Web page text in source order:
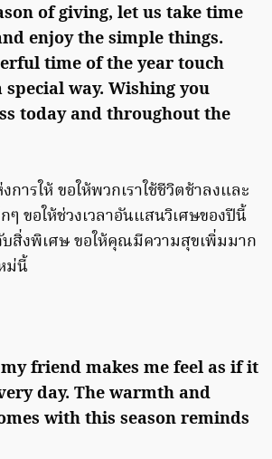
of giving, let us take time
enjoy the simple things.
time of the year touch
way. Wishing you
today and throughout the
การให้ ขอให้พวกเราใช้ชีวิตช้าลงและ
ๆ ขอให้ช่วงเวลาอันแสนวิเศษของปีนี้
สิ่งพิเศษ ขอให้คุณมีความสุขเพิ่มมาก
ม่นี้
friend makes me feel as if it
day. The warmth and
with this season reminds